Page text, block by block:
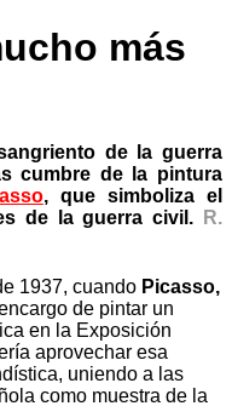
más
de la guerra
cumbre de la pintura
, que simboliza el
de la guerra civil.
R.
1937, cuando Picasso,
de pintar un
en la Exposición
aprovechar esa
uniendo a las
como muestra de la